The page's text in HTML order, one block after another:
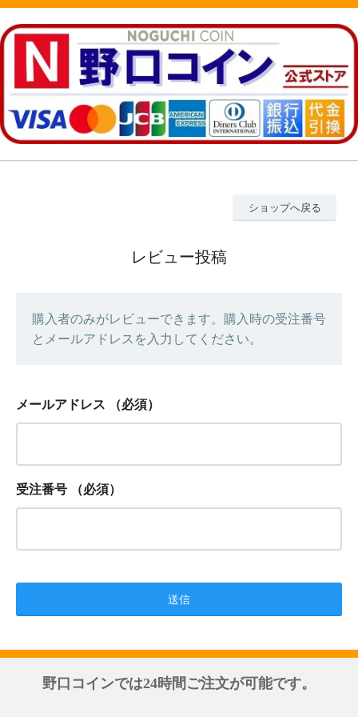
ショップへ戻る
レビュー投稿
購入者のみがレビューできます。購入時の受注番号
とメールアドレスを入力してください。
メールアドレス （必須）
受注番号 （必須）
野口コインでは24時間ご注文が可能です。